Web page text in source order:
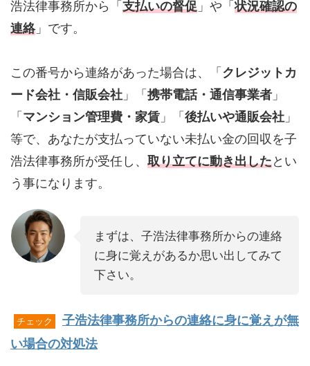
浩法律事務所から「 支払いの督促 」や「状況確認の
連絡」です。
この番号から連絡があった場合は、「 クレジットカ
ード会社・信販会社 」「 携帯電話・通信事業者 」
「 マンション管理費・家賃 」「 後払いや通販会社 」
等で、あなたが支払っていない未払い金の回収を子
浩法律事務所が受任し、 取り立てに動き出したとい
う事になります。
まずは、子浩法律事務所からの連絡
に身に覚えがあるか思い出してみて
下さい。
チェック
子浩法律事務所からの連絡に身に覚えが無
い場合の対処法